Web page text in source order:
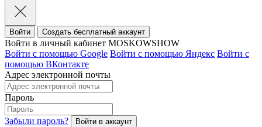
Войти Создать бесплатный аккаунт
Войти в личный кабинет MOSKOWSHOW
Войти с помощью Google Войти с помощью Яндекс Войти с
помощью ВКонтакте
Адрес электронной почты
Пароль
Забыли пароль?